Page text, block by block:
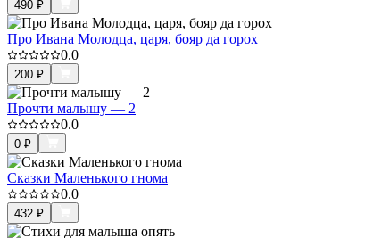
490 ₽
Про Ивана Молодца, царя, бояр да горох
0.0
200 ₽
Прочти малышу — 2
0.0
0 ₽
Сказки Маленького гнома
0.0
432 ₽